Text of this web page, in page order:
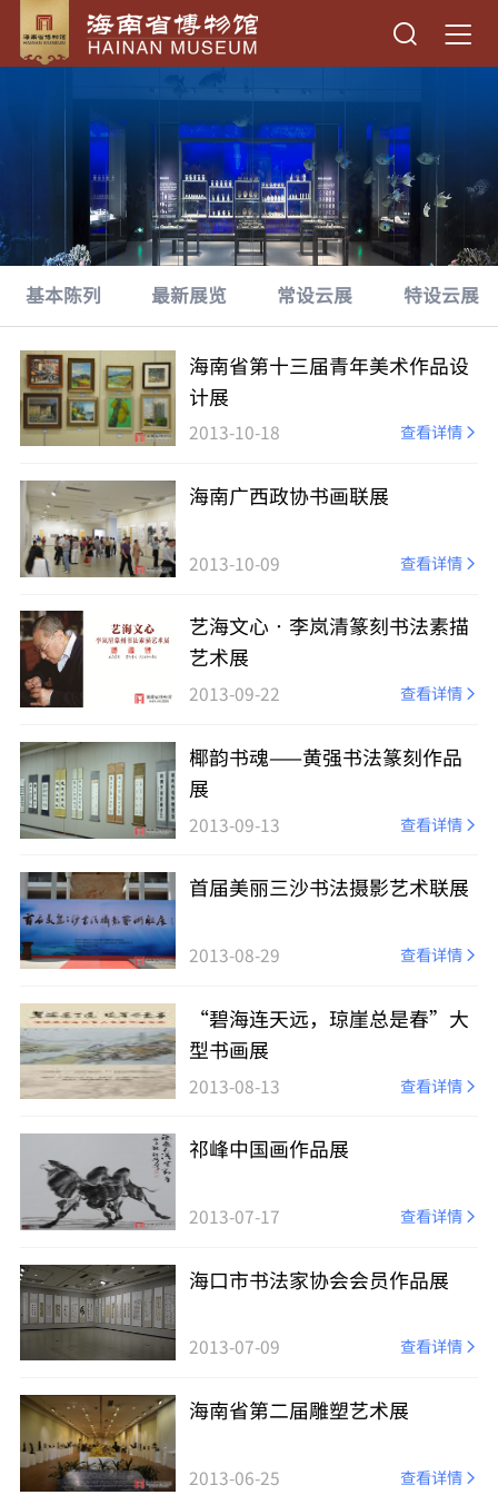
基本陈列 最新展览 常设云展 特设云展
海南省第十三届青年美术作品设
计展
2013-10-18 查看详情
海南广西政协书画联展
2013-10-09 查看详情
艺海文心•李岚清篆刻书法素描
艺术展
2013-09-22 查看详情
椰韵书魂——黄强书法篆刻作品
展
2013-09-13 查看详情
首届美丽三沙书法摄影艺术联展
2013-08-29 查看详情
“碧海连天远，琼崖总是春”大
型书画展
2013-08-13 查看详情
祁峰中国画作品展
2013-07-17 查看详情
海口市书法家协会会员作品展
2013-07-09 查看详情
海南省第二届雕塑艺术展
2013-06-25 查看详情